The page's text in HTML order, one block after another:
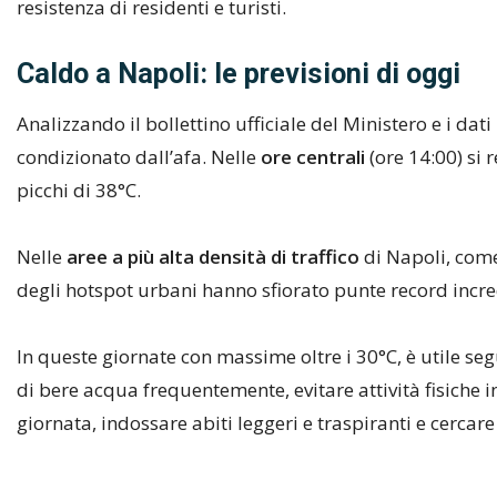
resistenza di residenti e turisti.
Caldo a Napoli: le previsioni di oggi
Analizzando il bollettino ufficiale del Ministero e i
condizionato dall’afa. Nelle ore centrali (ore 14:00) si
picchi di 38°C.
Nelle aree a più alta densità di traffico di Napoli,
degli hotspot urbani hanno sfiorato punte record
In queste giornate con massime oltre i 30°C, è utile
di bere acqua frequentemente, evitare attività fisiche
giornata, indossare abiti leggeri e traspiranti e